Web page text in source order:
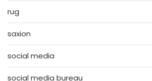
rug
saxion
social media
social media bureau